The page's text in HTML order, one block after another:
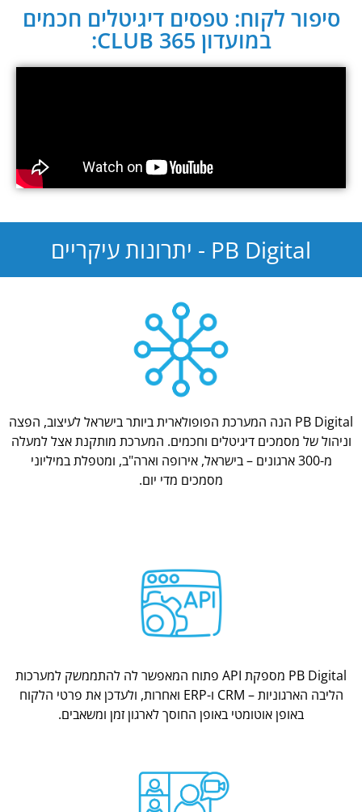
סיפור לקוח: טפסים דיגיטלים חכמים
במועדון CLUB 365:
PB Digital - יתרונות עיקריים
PB Digital הנה המערכת הפופולארית ביותר בישראל לעיצוב, הפצה
וניהול של מסמכים דיגיטלים וחכמים. המערכת מותקנת אצל למעלה
מ-300 ארגונים – בישראל, אירופה וארה"ב, ומטפלת במיליוני
מסמכים מדי יום.
PB Digital מספקת API פתוח המאפשר לה להתממשק למערכות
הליבה הארגוניות – CRM ו-ERP ואחרות, ולעדכן את פרטי הלקוח
באופן אוטומטי באופן החוסך לארגון זמן ומשאבים.